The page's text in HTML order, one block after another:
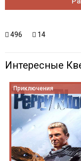
496 14
Интересные
Приключения